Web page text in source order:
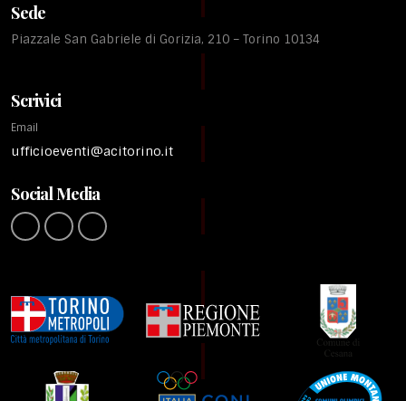
Sede
Piazzale San Gabriele di Gorizia, 210 – Torino 10134
Scrivici
Email
ufficioeventi@acitorino.it
Social Media